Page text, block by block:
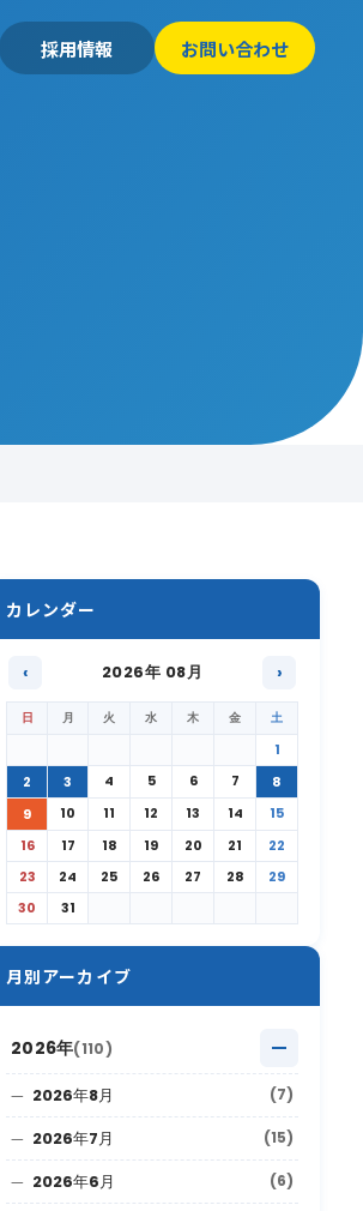
採用情報 お問い合わせ
カレンダー
‹ 2026年 08月 ›
日 月 火 水 木 金 土
1
2
3 4 5 6 7
8
9
10 11 12 13 14
15
16
17 18 19 20 21
22
23
24 25 26 27 28
29
30
31
月別アーカイブ
2026年(110)
2026年8月 (7)
2026年7月 (15)
2026年6月 (6)